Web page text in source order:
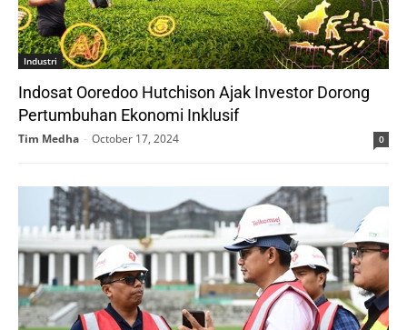
Industri
Indosat Ooredoo Hutchison Ajak Investor Dorong
Pertumbuhan Ekonomi Inklusif
Tim Medha - October 17, 2024 0